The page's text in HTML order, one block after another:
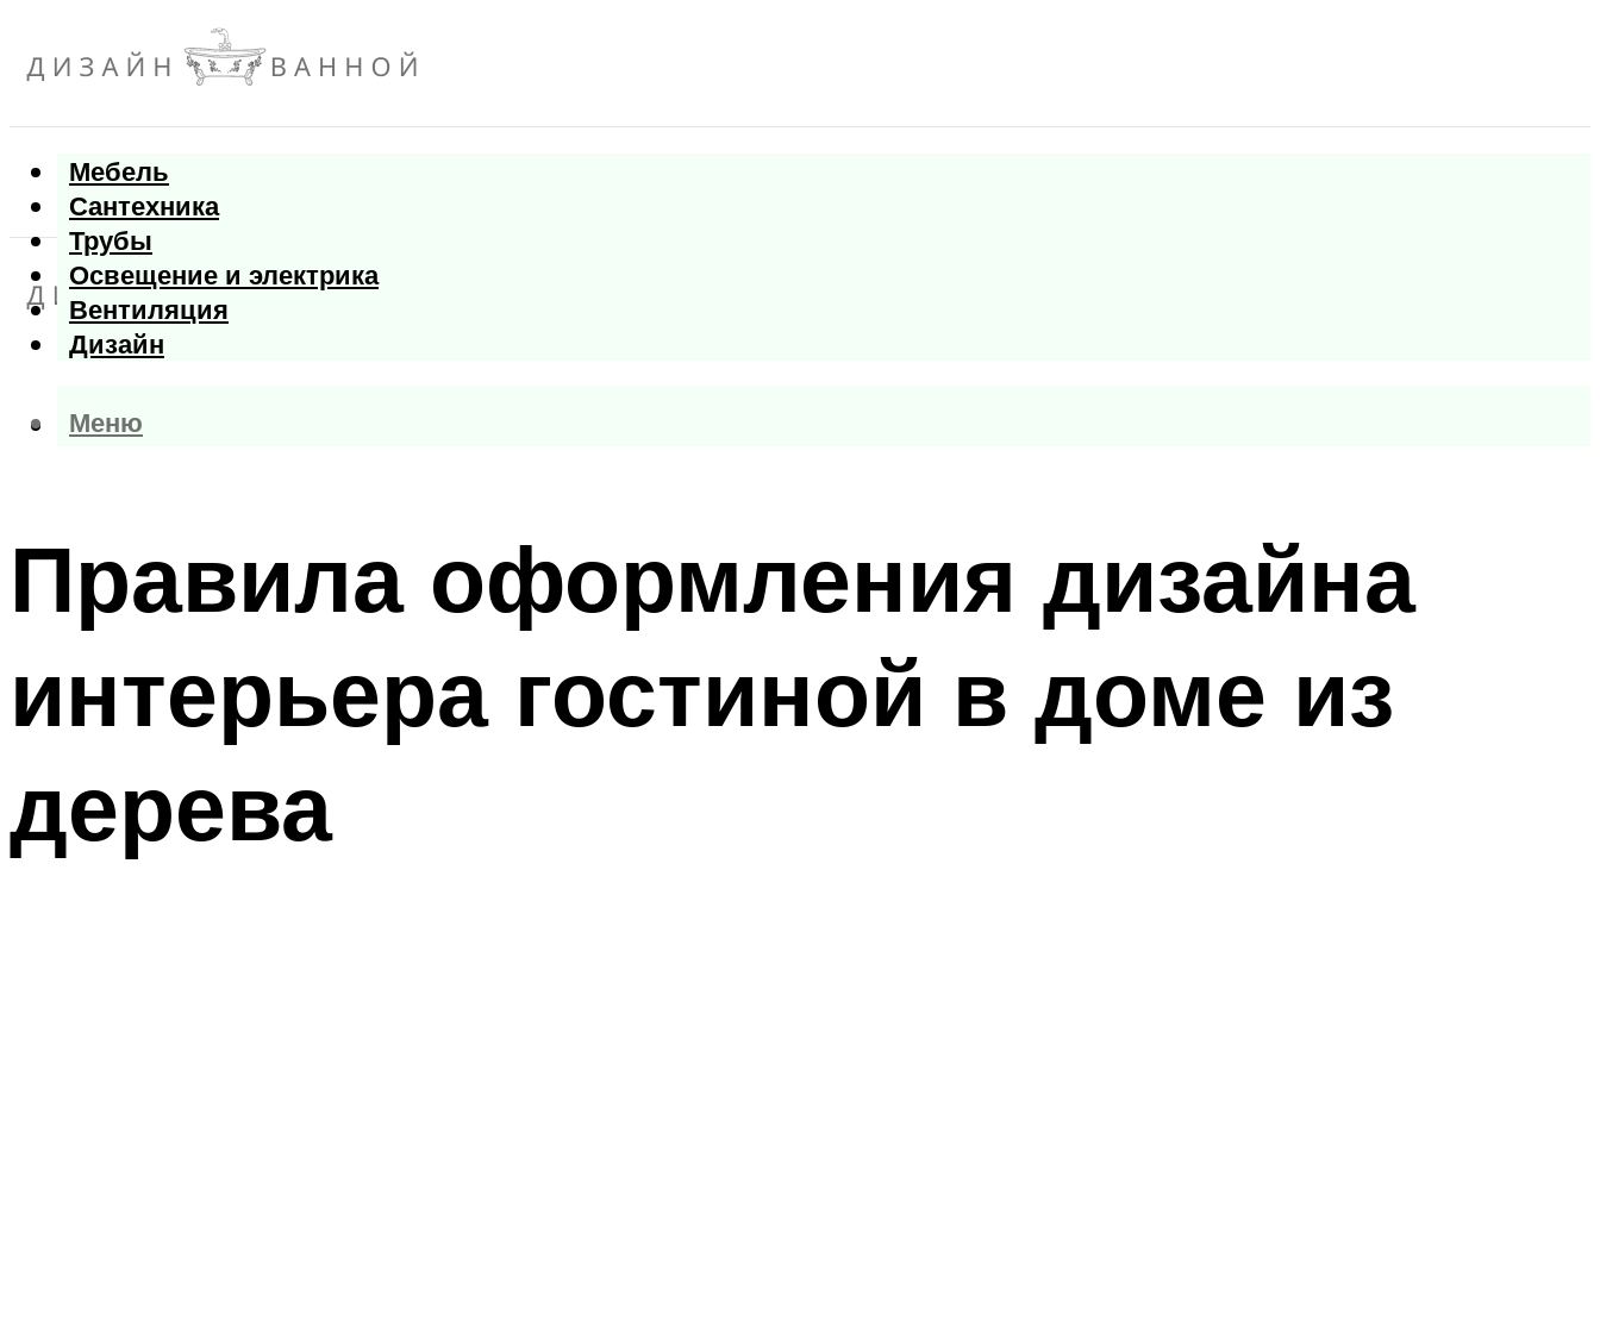
Мебель
Сантехника
Трубы
Освещение и электрика
Вентиляция
Дизайн
Меню
Меню
Правила оформления дизайна
интерьера гостиной в доме из
дерева